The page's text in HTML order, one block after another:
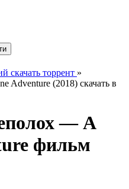
скачать торрент »
Adventure (2018) скачать в
—A
фильм